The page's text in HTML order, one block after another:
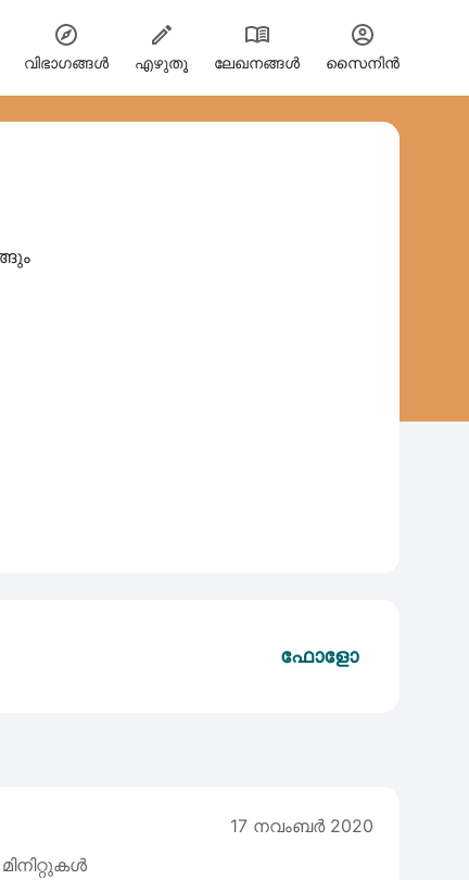
വിഭാഗങ്ങള്‍ എഴുതൂ ലേഖനങ്ങൾ സൈനിന്‍
ഫോളോ
മിനിറ്റുകൾ
17 നവംബര്‍ 2020